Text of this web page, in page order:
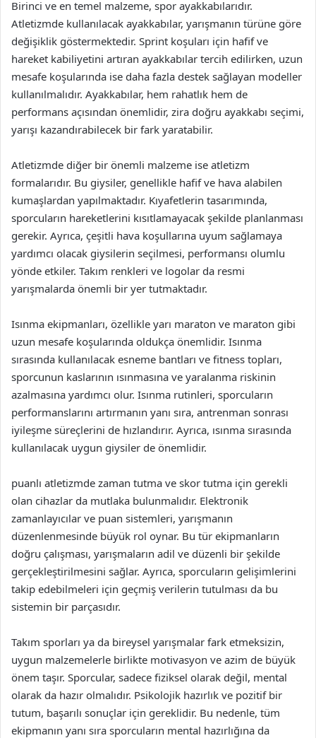
Birinci ve en temel malzeme, spor ayakkabılarıdır.
Atletizmde kullanılacak ayakkabılar, yarışmanın türüne göre
değişiklik göstermektedir. Sprint koşuları için hafif ve
hareket kabiliyetini artıran ayakkabılar tercih edilirken, uzun
mesafe koşularında ise daha fazla destek sağlayan modeller
kullanılmalıdır. Ayakkabılar, hem rahatlık hem de
performans açısından önemlidir, zira doğru ayakkabı seçimi,
yarışı kazandırabilecek bir fark yaratabilir.
Atletizmde diğer bir önemli malzeme ise atletizm
formalarıdır. Bu giysiler, genellikle hafif ve hava alabilen
kumaşlardan yapılmaktadır. Kıyafetlerin tasarımında,
sporcuların hareketlerini kısıtlamayacak şekilde planlanması
gerekir. Ayrıca, çeşitli hava koşullarına uyum sağlamaya
yardımcı olacak giysilerin seçilmesi, performansı olumlu
yönde etkiler. Takım renkleri ve logolar da resmi
yarışmalarda önemli bir yer tutmaktadır.
Isınma ekipmanları, özellikle yarı maraton ve maraton gibi
uzun mesafe koşularında oldukça önemlidir. Isınma
sırasında kullanılacak esneme bantları ve fitness topları,
sporcunun kaslarının ısınmasına ve yaralanma riskinin
azalmasına yardımcı olur. Isınma rutinleri, sporcuların
performanslarını artırmanın yanı sıra, antrenman sonrası
iyileşme süreçlerini de hızlandırır. Ayrıca, ısınma sırasında
kullanılacak uygun giysiler de önemlidir.
puanlı atletizmde zaman tutma ve skor tutma için gerekli
olan cihazlar da mutlaka bulunmalıdır. Elektronik
zamanlayıcılar ve puan sistemleri, yarışmanın
düzenlenmesinde büyük rol oynar. Bu tür ekipmanların
doğru çalışması, yarışmaların adil ve düzenli bir şekilde
gerçekleştirilmesini sağlar. Ayrıca, sporcuların gelişimlerini
takip edebilmeleri için geçmiş verilerin tutulması da bu
sistemin bir parçasıdır.
Takım sporları ya da bireysel yarışmalar fark etmeksizin,
uygun malzemelerle birlikte motivasyon ve azim de büyük
önem taşır. Sporcular, sadece fiziksel olarak değil, mental
olarak da hazır olmalıdır. Psikolojik hazırlık ve pozitif bir
tutum, başarılı sonuçlar için gereklidir. Bu nedenle, tüm
ekipmanın yanı sıra sporcuların mental hazırlığına da